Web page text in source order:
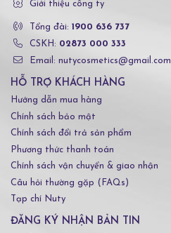
Giới thiệu công ty
Tổng đài: 1900 636 737
CSKH: 02873 000 333
Email: nutycosmetics@gmail.com
HỖ TRỢ KHÁCH HÀNG
Hướng dẫn mua hàng
Chính sách bảo mật
Chính sách đổi trả sản phẩm
Phương thức thanh toán
Chính sách vận chuyển & giao nhận
Câu hỏi thường gặp (FAQs)
Tạp chí Nuty
ĐĂNG KÝ NHẬN BẢN TIN